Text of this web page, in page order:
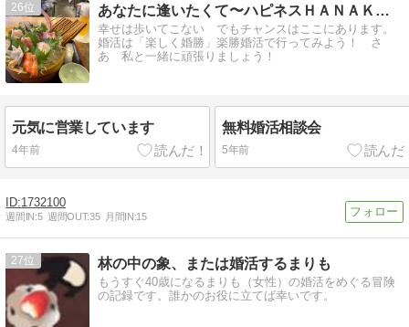
26 あなたに逢いたくて〜ハピネスＨＡＮＡＫＯ〜
幸せは歩いてこない でもチャンスはここにあります。
婚活は「楽しく婚勝」楽勝婚活で行ってみよう！ さ
あ 私と一緒に頑張りましょう！
元気に営業しています
4年前
無料婚活相談会
5年前
1732100
週間IN:5 週間OUT:35 月間IN:15
27 林の中の象、または婚活するまりも
もうすぐ40歳になるまりも（女性）の婚活をめぐる冒険
の記録です。誰かのお役に立てば幸いです。